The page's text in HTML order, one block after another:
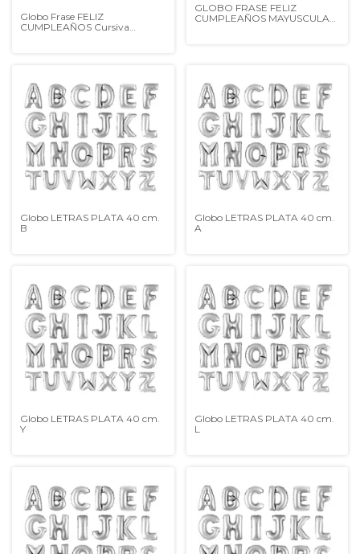
Globo Frase FELIZ
CUMPLEAÑOS Cursiva
GLOBO FRASE FELIZ
CUMPLEAÑOS MAYUSCULA
Globo LETRAS PLATA 40 cm.
B
Globo LETRAS PLATA 40 cm.
A
Globo LETRAS PLATA 40 cm.
Y
Globo LETRAS PLATA 40 cm.
L